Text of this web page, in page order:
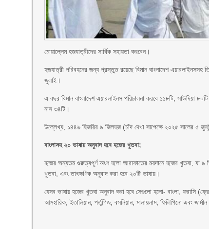
মোয়াল্লেম হজযাত্রীদের সার্বিক সহায়তা করবেন।
হজযাত্রী পরিবহনের জন্য প্রস্তুত রয়েছে বিমান বাংলাদেশ
জুলাই।
এ বছর বিমান বাংলাদেশ এয়ারলাইনস পরিচালনা করবে ১১৮টি, সাউদিয়া
নাস ৩৪টি।
উল্লেখ্য, ১৪৪৬ হিজরির ৯ জিলহজ (চাঁদ দেখা সাপেক্ষে ২০২৫ সালের ৫
বাংলাসহ ২০ ভাষায় অনুবাদ হবে হজের খুতবা;
হজের অন্যতম গুরুত্বপূর্ণ অংশ হলো আরাফাতের ময়দানে হজের খুতবা, যা ৯
খুতবা, এবং তাৎক্ষণিক অনুবাদ করা হবে ২০টি ভাষায়।
যেসব ভাষায় হজের খুতবা অনুবাদ করা হবে সেগুলো হলো- বাংলা, ফরাসি
আমহারিক, ইতালিয়ান, পর্তুগিজ, বসনিয়ান, মালায়লাম, ফিলিপিনো এবং